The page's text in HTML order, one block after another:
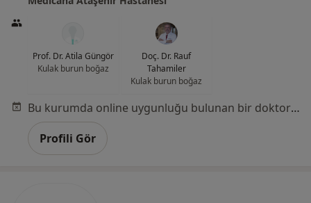
Prof. Dr. Atila Güngör
Kulak burun boğaz
Doç. Dr. Rauf
Tahamiler
Kulak burun boğaz
Bu kurumda online uygunluğu bulunan bir doktor veya uzman bulunamadı
Profili Gör